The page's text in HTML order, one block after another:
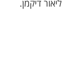
ליאור דיקמן.